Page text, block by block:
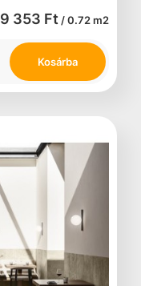
9 353 Ft / 0.72 m2
Kosárba